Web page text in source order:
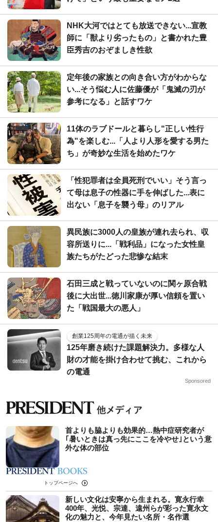
NHK大河ではとても放送できない...宣教
師に「獣より劣ったもの」と書かれた豊
臣秀吉のおぞましき性欲
定年後の家族との向き合い方がわからな
い...そう悩む人に佐藤優が「鬼滅の刃が
参考になる」と話すワケ
11体のラブドールと暮らし"正しい性行
為"を楽しむ...「人より人形を愛する男た
ち」が奇妙な生活を始めたワケ
「性犯罪者は全員死刑でいい」そう言っ
て母は息子の性器に手を伸ばした...表に
出ない「息子を襲う母」のリアル
異民族に3000人の皇族が連れ去られ、収
容所送りに...「戦利品」になった女性皇
族たちがたどった悲惨な結末
石田三成と戦っていないのに関ヶ原合戦
後に大出世...徳川家康が厚い信頼を置い
た「戦国最大の悪人」
創業125周年の電通が描く未来
125年磨き続けた課題解決力。多様な人
財の才能を掛け合わせて挑む、これから
の電通
Sponsored
首よりも脇よりも効果的…熱中症研究者が
｢暑いときは真っ先にここを冷やせ｣という意
外な体の部位
トップページへ
新しい文化は安寧から生まれる。寛永行幸
400年、光悦、宗達、遠州らが彩った寛永文
化の魅力と、今年見たい名所・名作選